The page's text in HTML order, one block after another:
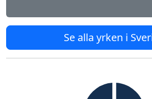
Se alla yrken i